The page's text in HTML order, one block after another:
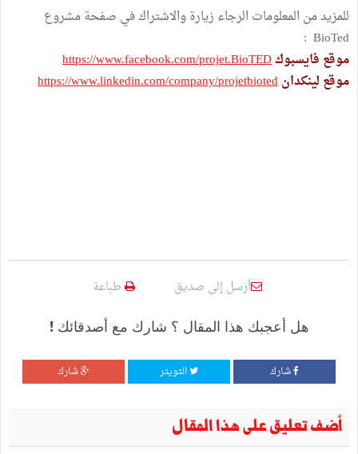
للمزيد من المعلومات الرجاء زيارة والاشتراك في صفحة مشروع
BioTed :
موقع فايسبوكhttps://www.facebook.com/projet.BioTED
موقع لينكدانhttps://www.linkedin.com/company/projetbioted
أرسل إلى صديق طباعة
هل أعجبك هذا المقال ؟ شارك مع أصدقائك !
شارك التويتر شارك
أضف تعليق على هذا المقال